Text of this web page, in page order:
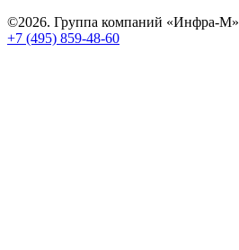
©2026. Группа компаний «Инфра-М»
+7 (495) 859-48-60